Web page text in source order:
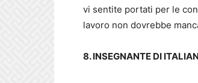
vi sentite portati per le
lavoro non dovrebbe
8. INSEGNANTE DI